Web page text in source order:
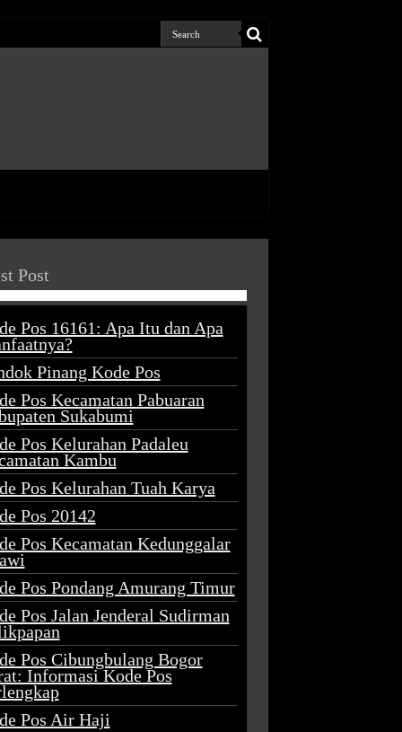
Post
Pos 16161: Apa Itu dan Apa
Pinang Kode Pos
Pos Kecamatan Pabuaran
Sukabumi
Pos Kelurahan Padaleu
Kambu
Pos Kelurahan Tuah Karya
Pos 20142
Pos Kecamatan Kedunggalar
Pos Pondang Amurang Timur
Pos Jalan Jenderal Sudirman
Pos Cibungbulang Bogor
Informasi Kode Pos
Pos Air Haji